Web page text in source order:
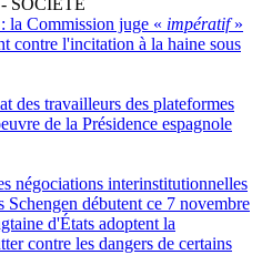
SOCIÉTÉ
la Commission juge « impératif»
contre l'incitation à la haine sous
des travailleurs des plateformes
de la Présidence espagnole
négociations interinstitutionnelles
débutent ce 7 novembre
d'États adoptent la
contre les dangers de certains